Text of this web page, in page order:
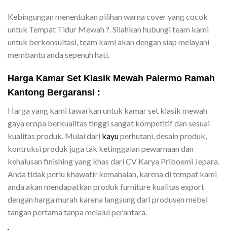
Kebingungan menentukan pilihan warna cover yang cocok
untuk Tempat Tidur Mewah ?. Silahkan hubungi team kami
untuk berkonsultasi, team kami akan dengan siap melayani
membantu anda sepenuh hati.
Harga Kamar Set Klasik Mewah Palermo Ramah
Kantong Bergaransi :
Harga yang kami tawarkan untuk kamar set klasik mewah
gaya eropa berkualitas tinggi sangat kompetitif dan sesuai
kualitas produk. Mulai dari kayuperhutani, desain produk,
kontruksi produk juga tak ketinggalan pewarnaan dan
kehalusan finishing yang khas dari CV Karya Priboemi Jepara.
Anda tidak perlu khawatir kemahalan, karena di tempat kami
anda akan mendapatkan produk furniture kualitas export
dengan harga murah karena langsung dari produsen mebel
tangan pertama tanpa melalui perantara.